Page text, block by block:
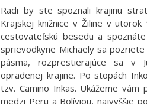
Radi by ste spoznali krajinu
Krajskej knižnice v Žiline v utorok
cestovateľskú besedu a
sprievodkyne Michaely sa
pásma, rozprestierajúce sa v
opradenej krajine. Po stopách
tzv. Camino Inkas. Ukážeme vám
medzi Peru a Bolíviou, najvyššie